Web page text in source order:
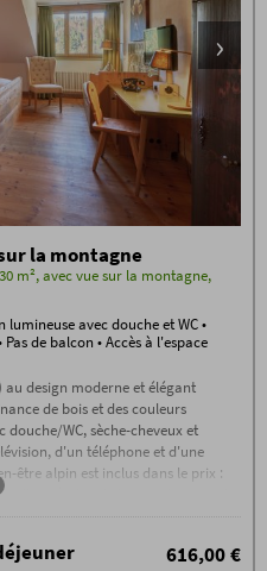
la montagne
m², avec vue sur la montagne,
avec douche et WC •
de balcon • Accès à l'espace
au design moderne et élégant
de bois et des couleurs
douche/WC, sèche-cheveux et
d'un téléphone et d'une
être alpin est inclus dans le prix :
l'année, lac de baignade naturel,
616,00 €